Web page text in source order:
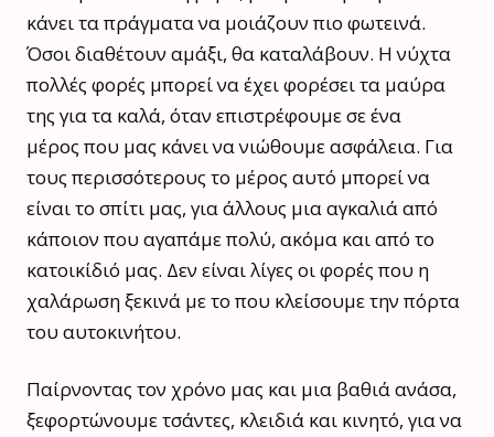
κάνει τα πράγματα να μοιάζουν πιο φωτεινά.
Όσοι διαθέτουν αμάξι, θα καταλάβουν. Η νύχτα
πολλές φορές μπορεί να έχει φορέσει τα μαύρα
της για τα καλά, όταν επιστρέφουμε σε ένα
μέρος που μας κάνει να νιώθουμε ασφάλεια. Για
τους περισσότερους το μέρος αυτό μπορεί να
είναι το σπίτι μας, για άλλους μια αγκαλιά από
κάποιον που αγαπάμε πολύ, ακόμα και από το
κατοικίδιό μας. Δεν είναι λίγες οι φορές που η
χαλάρωση ξεκινά με το που κλείσουμε την πόρτα
του αυτοκινήτου.
Παίρνοντας τον χρόνο μας και μια βαθιά ανάσα,
ξεφορτώνουμε τσάντες, κλειδιά και κινητό, για να